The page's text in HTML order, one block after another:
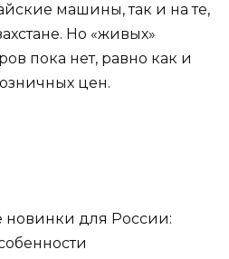
машины, так и на те,
Но «живых»
пока нет, равно как и
цен.